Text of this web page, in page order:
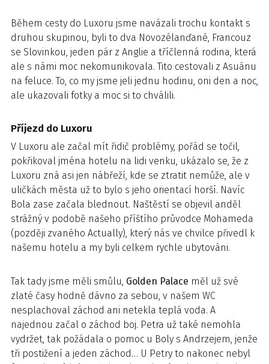
Během cesty do Luxoru jsme navázali trochu kontakt s
druhou skupinou, byli to dva Novozélanďané, Francouz
se Slovinkou, jeden pár z Anglie a tříčlenná rodina, která
ale s námi moc nekomunikovala. Tito cestovali z Asuánu
na feluce. To, co my jsme jeli jednu hodinu, oni den a noc,
ale ukazovali fotky a moc si to chválili.
Příjezd do Luxoru
V Luxoru ale začal mít řidič problémy, pořád se točil,
pokřikoval jména hotelu na lidi venku, ukázalo se, že z
Luxoru zná asi jen nábřeží, kde se ztratit nemůže, ale v
uličkách města už to bylo s jeho orientací horší. Navíc
Bola zase začala blednout. Naštěstí se objevil anděl
strážný v podobě našeho příštího průvodce Mohameda
(později zvaného Actually), který nás ve chvilce přivedl k
našemu hotelu a my byli celkem rychle ubytováni.
Tak tady jsme měli smůlu, Golden Palace měl už své
zlaté časy hodně dávno za sebou, v našem WC
nesplachoval záchod ani netekla teplá voda. A
najednou začal o záchod boj. Petra už také nemohla
vydržet, tak požádala o pomoc u Boly s Andrzejem, jenže
tři postižení a jeden záchod… U Petry to nakonec nebyl